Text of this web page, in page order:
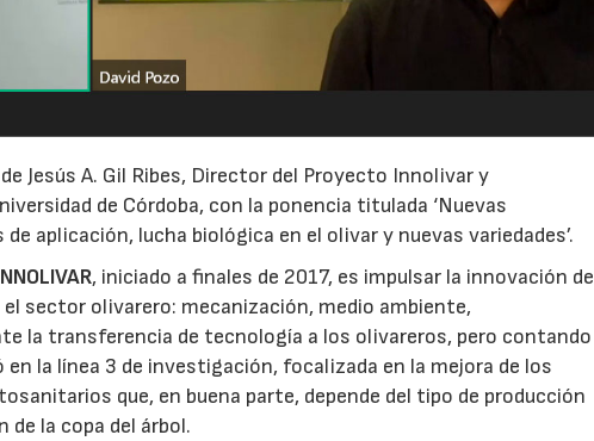
Jesús A. Gil Ribes, Director del Proyecto Innolivar y
de Córdoba, con la ponencia titulada ‘Nuevas
aplicación, lucha biológica en el olivar y nuevas variedades’.
, iniciado a finales de 2017, es impulsar la innovación de
sector olivarero: mecanización, medio ambiente,
la transferencia de tecnología a los olivareros, pero contando
la línea 3 de investigación, focalizada en la mejora de los
que, en buena parte, depende del tipo de producción
de la copa del árbol.